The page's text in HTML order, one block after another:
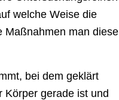
welche Weise die
Maßnahmen man diese
bei dem geklärt
Körper gerade ist und